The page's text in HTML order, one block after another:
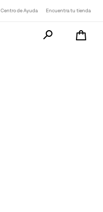
Centro de Ayuda Encuentra tu tienda
Busca tu producto